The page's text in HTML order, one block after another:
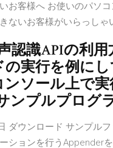
お客様へ お使いのパソ
ないお客様がいらっしゃ
認識APIの利
の実行を例に
ソール上で
ンプルプログ
ダウンロード サンプル
ションを行うAppender